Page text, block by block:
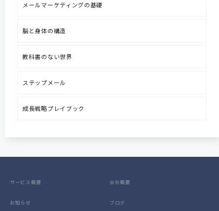
メールマーケティングの基礎
脳と身体の構造
教科書のない世界
ステップメール
成長戦略プレイブック
サービス概要 会社概要
お知らせ ブログ